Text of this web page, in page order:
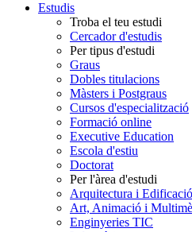
Estudis
Troba el teu estudi
Cercador d'estudis
Per tipus d'estudi
Graus
Dobles titulacions
Màsters i Postgraus
Cursos d'especialització
Formació online
Executive Education
Escola d'estiu
Doctorat
Per l'àrea d'estudi
Arquitectura i Edificació
Art, Animació i
Enginyeries TIC